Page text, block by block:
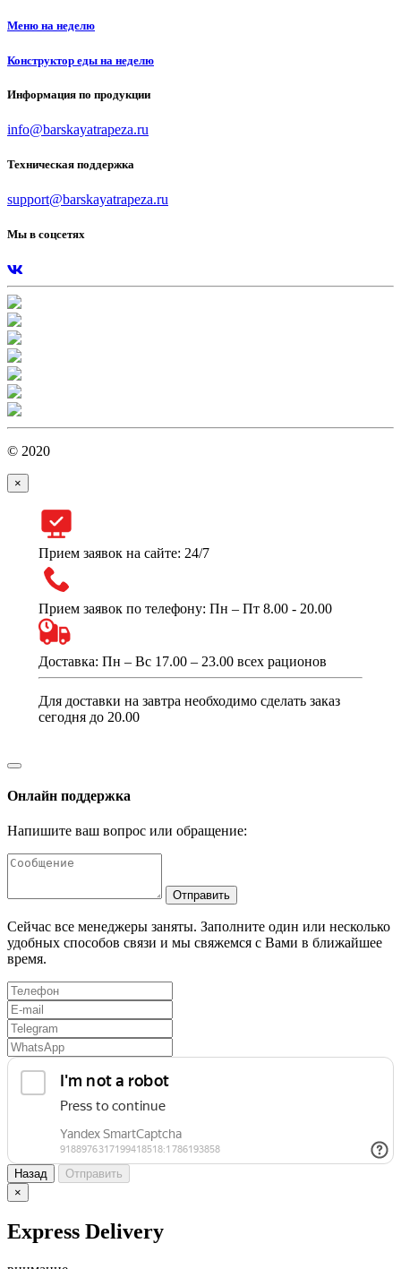
Меню на неделю
Конструктор еды на неделю
Информация по продукции
info@barskayatrapeza.ru
Техническая поддержка
support@barskayatrapeza.ru
Мы в соцсетях
© 2020
×
Прием заявок на сайте: 24/7
Прием заявок по телефону: Пн – Пт 8.00 - 20.00
Доставка: Пн – Вс 17.00 – 23.00 всех рационов
Для доставки на завтра необходимо сделать заказ
сегодня до 20.00
Онлайн поддержка
Напишите ваш вопрос или обращение:
Отправить
Сейчас все менеджеры заняты. Заполните один или несколько
удобных способов связи и мы свяжемся с Вами в ближайшее
время.
Назад
Отправить
×
Express Delivery